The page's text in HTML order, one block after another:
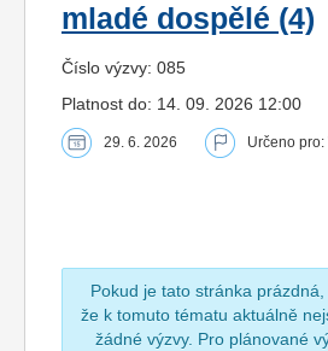
mladé dospělé (4)
Číslo výzvy: 085
Platnost do: 14. 09. 2026 12:00
29. 6. 2026 Určeno pro:
Pokud je tato stránka prázdná,
že k tomuto tématu aktuálně
žádné výzvy. Pro plánované